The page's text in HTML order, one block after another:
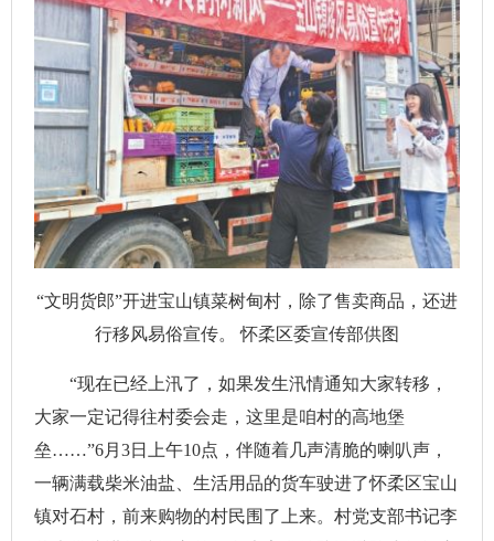
“文明货郎”开进宝山镇菜树甸村，除了售卖商品，还进
行移风易俗宣传。 怀柔区委宣传部供图
“现在已经上汛了，如果发生汛情通知大家转移，
大家一定记得往村委会走，这里是咱村的高地堡
垒……”6月3日上午10点，伴随着几声清脆的喇叭声，
一辆满载柴米油盐、生活用品的货车驶进了怀柔区宝山
镇对石村，前来购物的村民围了上来。村党支部书记李